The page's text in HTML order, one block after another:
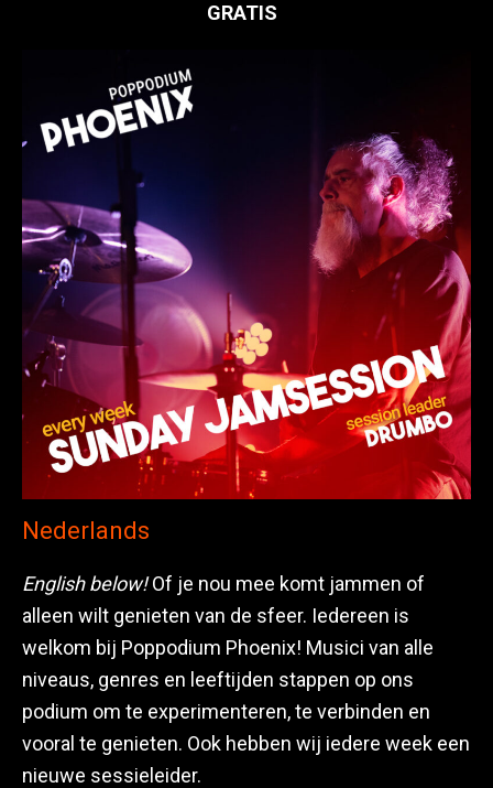
GRATIS
Nederlands
English below!Of je nou mee komt jammen of
alleen wilt genieten van de sfeer. Iedereen is
welkom bij Poppodium Phoenix! Musici van alle
niveaus, genres en leeftijden stappen op ons
podium om te experimenteren, te verbinden en
vooral te genieten. Ook hebben wij iedere week een
nieuwe sessieleider.